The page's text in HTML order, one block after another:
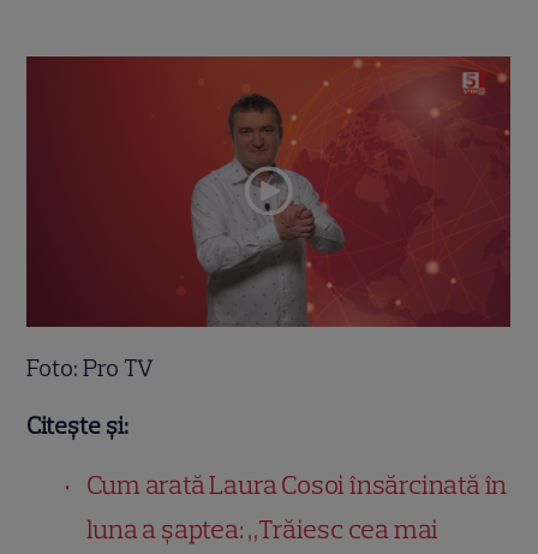
Foto: Pro TV
Citește și:
Cum arată Laura Cosoi însărcinată în
luna a șaptea: „Trăiesc cea mai